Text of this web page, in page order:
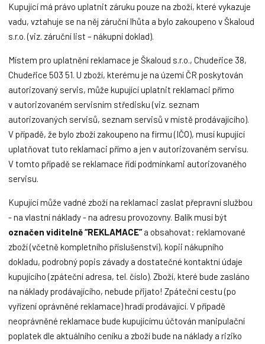
Kupující má právo uplatnit záruku pouze na zboží, které vykazuje
vadu, vztahuje se na něj záruční lhůta a bylo zakoupeno v Škaloud
s.r.o. (viz. záruční list – nákupní doklad).
Místem pro uplatnění reklamace je Škaloud s.r.o., Chudeřice 38,
Chudeřice 503 51. U zboží, kterému je na území ČR poskytován
autorizovaný servis, může kupující uplatnit reklamaci přímo
v autorizovaném servisním středisku (viz. seznam
autorizovaných servisů, seznam servisů v místě prodávajícího).
V případě, že bylo zboží zakoupeno na firmu (IČO), musí kupující
uplatňovat tuto reklamaci přímo a jen v autorizovaném servisu.
V tomto případě se reklamace řídí podmínkami autorizovaného
servisu.
Kupující může vadné zboží na reklamaci zaslat přepravní službou
- na vlastní náklady - na adresu provozovny. Balík musí být
označen viditelně “REKLAMACE”a obsahovat: reklamované
zboží (včetně kompletního příslušenství), kopii nákupního
dokladu, podrobný popis závady a dostatečné kontaktní údaje
kupujícího (zpáteční adresa, tel. číslo). Zboží, které bude zasláno
na náklady prodávajícího, nebude přijato! Zpáteční cestu (po
vyřízení oprávněné reklamace) hradí prodávající. V případě
neoprávněné reklamace bude kupujícímu účtován manipulační
poplatek dle aktuálního ceníku a zboží bude na náklady a riziko